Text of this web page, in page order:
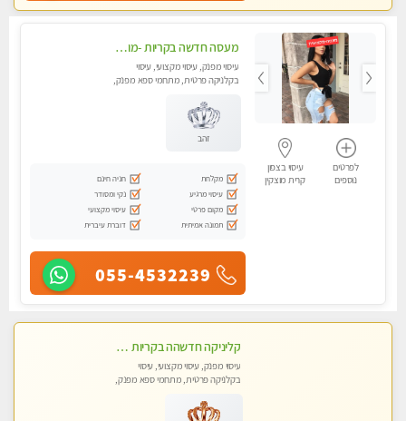
לפרטים
נוספים
עיסוי בצפון
קרית מוצקין
מעסה חדשה בקריות -מומלץ לחלוטין!! כל סוגי העיסויים מעסה מקצועית ואיכותית פרטי!! highly recommended..new in the city
עיסוי מפנק, עיסוי מקצועי, עיסוי
בקלניקה פרטית, מתחמי ספא מפנק,
זהב
מקלחת
חניה חינם
עיסוי מרגיע
נקי ומסודר
מקום פרטי
עיסוי מקצועי
תמונה אמיתית
דוברת עיברית
055-4532239
קליניקה חדשהה בקריות מעסה איכותית מפנקת ומקצועית מאוד+נשים +זוגות
עיסוי מפנק, עיסוי מקצועי, עיסוי
בקלניקה פרטית, מתחמי ספא מפנק,
לנשים בלבד